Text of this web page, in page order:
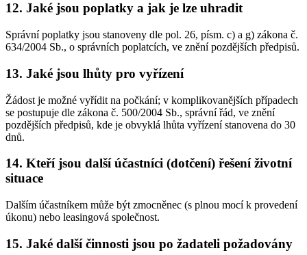
12. Jaké jsou poplatky a jak je lze uhradit
Správní poplatky jsou stanoveny dle pol. 26, písm. c) a g) zákona č.
634/2004 Sb., o správních poplatcích, ve znění pozdějších předpisů.
13. Jaké jsou lhůty pro vyřízení
Žádost je možné vyřídit na počkání; v komplikovanějších případech
se postupuje dle zákona č. 500/2004 Sb., správní řád, ve znění
pozdějších předpisů, kde je obvyklá lhůta vyřízení stanovena do 30
dnů.
14. Kteří jsou další účastníci (dotčení) řešení životní
situace
Dalším účastníkem může být zmocněnec (s plnou mocí k provedení
úkonu) nebo leasingová společnost.
15. Jaké další činnosti jsou po žadateli požadovány